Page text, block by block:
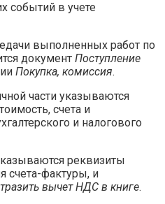
событий в учете
выполненных работ по
документ Поступление
Покупка, комиссия.
части указываются
счета и
и налогового
реквизиты
счета-фактуры, и
вычет НДС в книге.